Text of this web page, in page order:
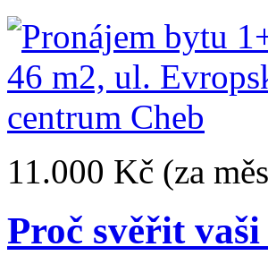
11.000 Kč (za
Proč svěřit